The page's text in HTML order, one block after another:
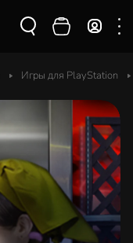
Игры для PlayStation